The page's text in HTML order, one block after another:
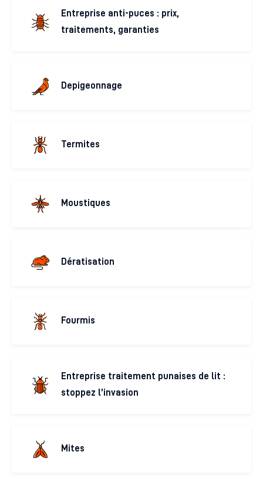
Entreprise anti-puces : prix,
traitements, garanties
Depigeonnage
Termites
Moustiques
Dératisation
Fourmis
Entreprise traitement punaises de lit :
stoppez l’invasion
Mites